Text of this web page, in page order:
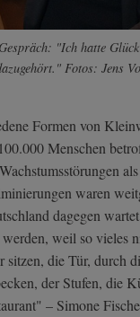
"Ich hatte
Fotos: Jens
Formen von
Menschen
waren
dagegen
weil so vieles
sitzen, die Tür, durch
der Stufen, die
– Simone